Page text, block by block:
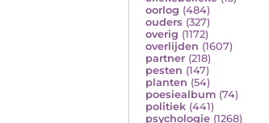
oorlog (484)
ouders (327)
overig (1172)
overlijden (1607)
partner (218)
pesten (147)
planten (54)
poesiealbum (74)
politiek (441)
psychologie (1268)